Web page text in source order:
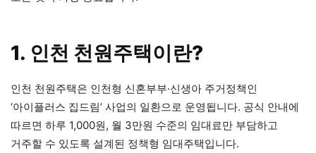
1. 인천 천원주택이란?
인천 천원주택은 인천형 신혼부부·신생아 주거정책인
‘아이플러스 집드림’ 사업의 일환으로 운영됩니다. 공식 안내에
따르면 하루 1,000원, 월 3만원 수준의 임대료만 부담하고
거주할 수 있도록 설계된 정책형 임대주택입니다.